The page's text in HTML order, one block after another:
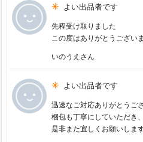
よい出品者です
先程受け取りました
この度はありがとうござい
いのうえさん
よい出品者です
迅速なご対応ありがとうご
梱包も丁寧にしていただき
是非また宜しくお願いします